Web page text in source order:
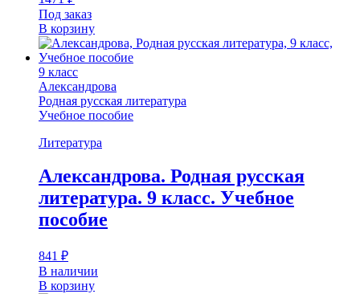
Под заказ
В корзину
9 класс
Александрова
Родная русская литература
Учебное пособие
Литература
Александрова. Родная русская
литература. 9 класс. Учебное
пособие
841 ₽
В наличии
В корзину